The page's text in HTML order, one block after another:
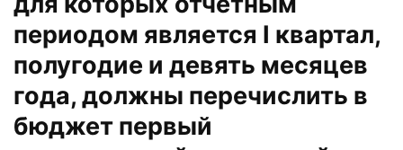
периодом является I квартал,
полугодие и девять месяцев
года, должны перечислить в
бюджет первый